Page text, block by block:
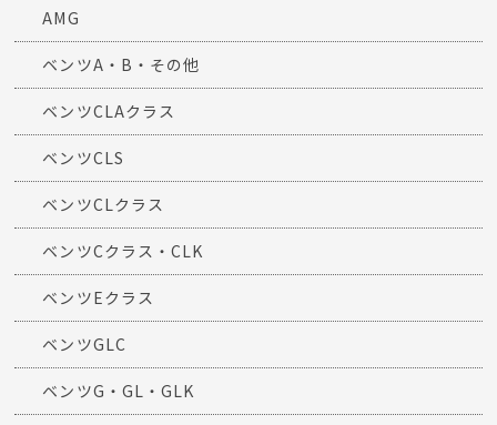
AMG
ベンツA・B・その他
ベンツCLAクラス
ベンツCLS
ベンツCLクラス
ベンツCクラス・CLK
ベンツEクラス
ベンツGLC
ベンツG・GL・GLK